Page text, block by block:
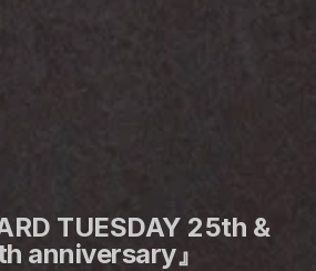
TUESDAY 25th &
anniversary』